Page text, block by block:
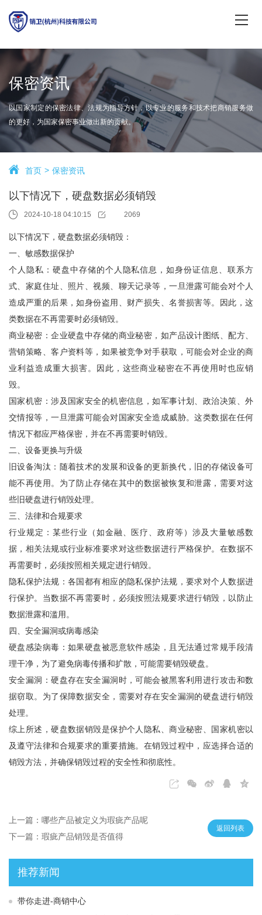
保密资讯
以国家制定的保密法律、法规为指导方针，以专业的服务和技术把商销服务做
的更好，为国家保密事业做出新的贡献。
首页 保密资讯
以下情况下，硬盘数据必须销毁
2024-10-18 04:10:15 2069
以下情况下，硬盘数据必须销毁：
一、敏感数据保护
个人隐私：硬盘中存储的个人隐私信息，如身份证信息、联系方
式、家庭住址、照片、视频、聊天记录等，一旦泄露可能会对个人
造成严重的后果，如身份盗用、财产损失、名誉损害等。因此，这
类数据在不再需要时必须销毁。
商业秘密：企业硬盘中存储的商业秘密，如产品设计图纸、配方、
营销策略、客户资料等，如果被竞争对手获取，可能会对企业的商
业利益造成重大损害。因此，这些商业秘密在不再使用时也应销
毁。
国家机密：涉及国家安全的机密信息，如军事计划、政治决策、外
交情报等，一旦泄露可能会对国家安全造成威胁。这类数据在任何
情况下都应严格保密，并在不再需要时销毁。
二、设备更换与升级
旧设备淘汰：随着技术的发展和设备的更新换代，旧的存储设备可
能不再使用。为了防止存储在其中的数据被恢复和泄露，需要对这
些旧硬盘进行销毁处理。
三、法律和合规要求
行业规定：某些行业（如金融、医疗、政府等）涉及大量敏感数
据，相关法规或行业标准要求对这些数据进行严格保护。在数据不
再需要时，必须按照相关规定进行销毁。
隐私保护法规：各国都有相应的隐私保护法规，要求对个人数据进
行保护。当数据不再需要时，必须按照法规要求进行销毁，以防止
数据泄露和滥用。
四、安全漏洞或病毒感染
硬盘感染病毒：如果硬盘被恶意软件感染，且无法通过常规手段清
理干净，为了避免病毒传播和扩散，可能需要销毁硬盘。
安全漏洞：硬盘存在安全漏洞时，可能会被黑客利用进行攻击和数
据窃取。为了保障数据安全，需要对存在安全漏洞的硬盘进行销毁
处理。
综上所述，硬盘数据销毁是保护个人隐私、商业秘密、国家机密以
及遵守法律和合规要求的重要措施。在销毁过程中，应选择合适的
销毁方法，并确保销毁过程的安全性和彻底性。
上一篇：哪些产品被定义为瑕疵产品呢
下一篇：瑕疵产品销毁是否值得
返回列表
推荐新闻
带你走进-商销中心